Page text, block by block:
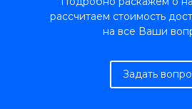
рассчитаем стоимость
на все Ваши
Задать